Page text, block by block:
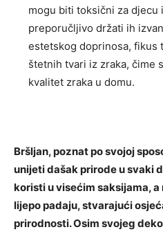
mogu biti toksični za djecu
preporučljivo držati ih
estetskog doprinosa, fikus
štetnih tvari iz zraka, čime
kvalitet zraka u domu.
Bršljan, poznat po svojoj
unijeti dašak prirode u svaki
koristi u visećim saksijama,
lijepo padaju, stvarajući
prirodnosti.Osim svojeg